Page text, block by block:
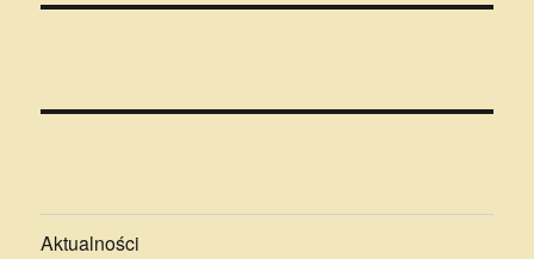
Aktualności